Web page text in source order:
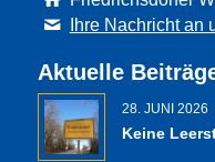
Ihre Nachricht an
Aktuelle
28. JUNI 2026
Keine